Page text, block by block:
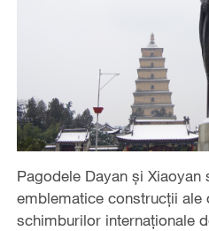
Pagodele Dayan și Xiaoyan
emblematice construcții ale
schimburilor internaționale